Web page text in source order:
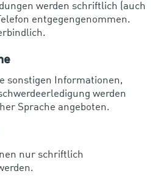
werden schriftlich (auch
entgegengenommen.
sonstigen Informationen,
werden
Sprache angeboten.
nur schriftlich